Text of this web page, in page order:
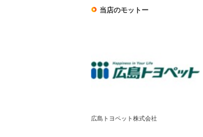
当店のモットー
広島トヨペット株式会社